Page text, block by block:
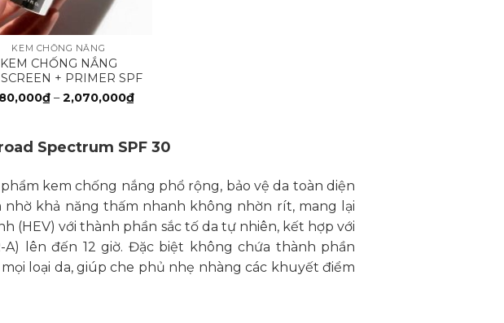
KEM CHỐNG NẮNG
KEM CHỐNG NẮNG
+ PRIMER SPF
30
₫ – 2,070,000₫Khoảng
đến
2,070,000₫
Spectrum SPF 30
kem chống nắng phổ rộng, bảo vệ da toàn diện
khả năng thấm nhanh không nhờn rít, mang lại
(HEV) với thành phần sắc tố da tự nhiên, kết hợp với
lên đến 12 giờ. Đặc biệt không chứa thành phần
loại da, giúp che phủ nhẹ nhàng các khuyết điểm